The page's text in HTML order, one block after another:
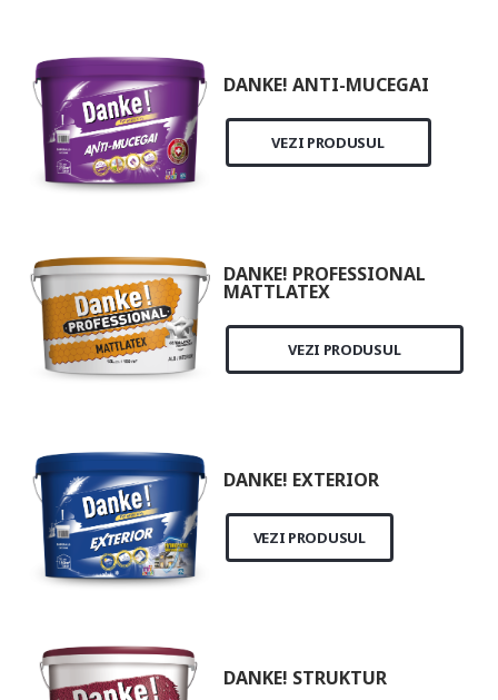
DANKE! ANTI-MUCEGAI
VEZI PRODUSUL
DANKE! PROFESSIONAL
MATTLATEX
VEZI PRODUSUL
DANKE! EXTERIOR
VEZI PRODUSUL
DANKE! STRUKTUR